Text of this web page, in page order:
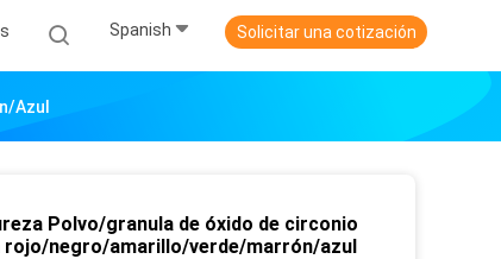
Spanish Solicitar una cotización
azul
Polvo/granula de óxido de circonio
rojo/negro/amarillo/verde/marrón/azul